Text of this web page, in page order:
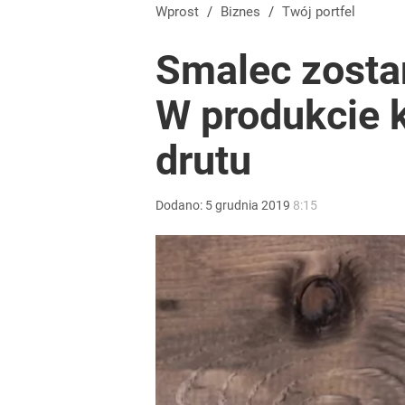
Wrze po roku Nawrockiego. „Największa hańba”
Czy to jest papier? Nie. Tego nie wyrzucaj do
Farmacja: wzrost pod presją. co czeka branżę do
Wprost / Biznes / Twój portfel
Smalec
W produkcie
drutu
Dodano: 5grudnia 2019 8:15